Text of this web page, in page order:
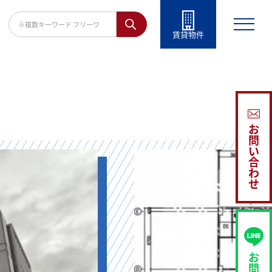
賃貸物件
お
問
い
合
わ
せ
お
問